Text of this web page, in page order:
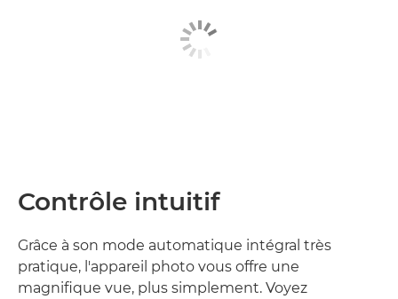
Contrôle intuitif
Grâce à son mode automatique intégral très
pratique, l'appareil photo vous offre une
magnifique vue, plus simplement. Voyez